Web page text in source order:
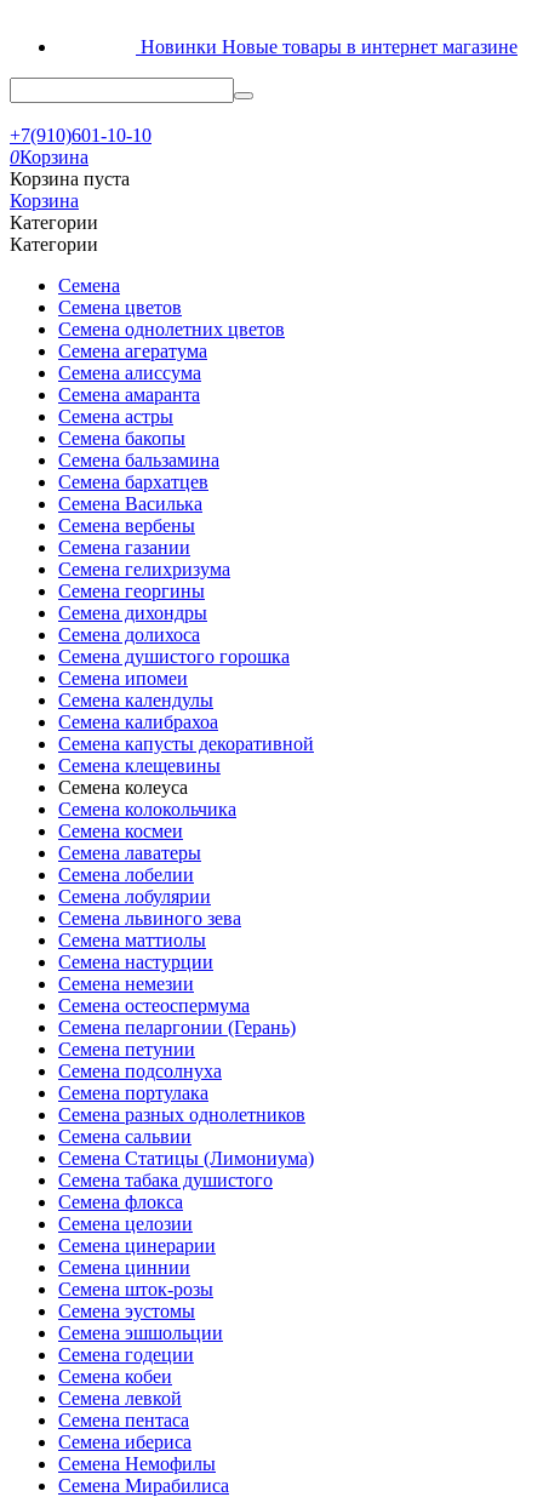
Новинки Новые товары в интернет магазине
+7(910)601-10-10
0Корзина
Корзина пуста
Корзина
Категории
Категории
Семена
Семена цветов
Семена однолетних цветов
Семена агератума
Семена алиссума
Семена амаранта
Семена астры
Семена бакопы
Семена бальзамина
Семена бархатцев
Семена Василька
Семена вербены
Семена газании
Семена гелихризума
Семена георгины
Семена дихондры
Семена долихоса
Семена душистого горошка
Семена ипомеи
Семена календулы
Семена калибрахоа
Семена капусты декоративной
Семена клещевины
Семена колеуса
Семена колокольчика
Семена космеи
Семена лаватеры
Семена лобелии
Семена лобулярии
Семена львиного зева
Семена маттиолы
Семена настурции
Семена немезии
Семена остеоспермума
Семена пеларгонии (Герань)
Семена петунии
Семена подсолнуха
Семена портулака
Семена разных однолетников
Семена сальвии
Семена Статицы (Лимониума)
Семена табака душистого
Семена флокса
Семена целозии
Семена цинерарии
Семена циннии
Семена шток-розы
Семена эустомы
Семена эшшольции
Семена годеции
Семена кобеи
Семена левкой
Семена пентаса
Семена ибериса
Семена Немофилы
Семена Мирабилиса